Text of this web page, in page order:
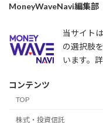
MoneyWaveNavi編集部
当サイト
の選択肢
います。
コンテンツ
TOP
株式・投資信託